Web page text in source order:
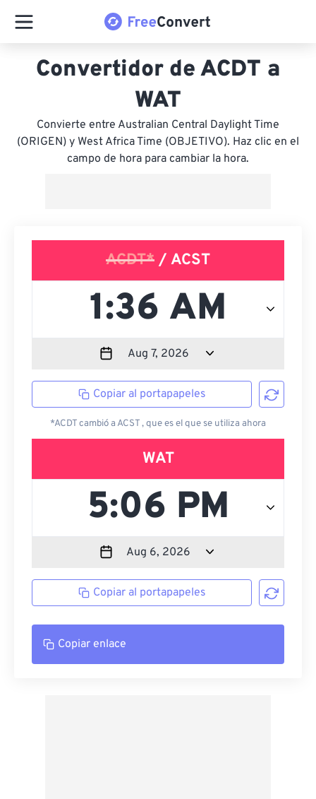
Convertidor de ACDT a
WAT
Convierte entre Australian Central Daylight Time
(ORIGEN) y West Africa Time (OBJETIVO). Haz clic en el
campo de hora para cambiar la hora.
ACDT* / ACST
Copiar al portapapeles
*ACDT cambió a ACST , que es el que se utiliza ahora
WAT
Copiar al portapapeles
Copiar enlace